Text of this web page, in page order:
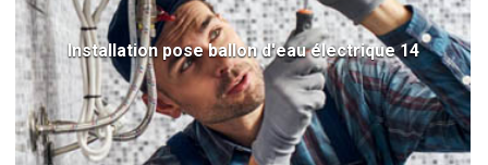
Installation pose ballon d'eau électrique 14